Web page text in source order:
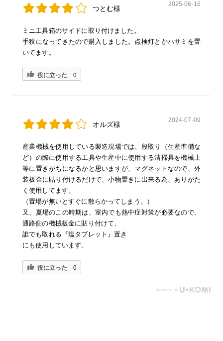
つとむ様
2025-06-16
ミニ工具箱のサイドに取り付けました。
手狭になってきたので購入しました。点検灯とかハサミを置
いてます。
役に立った 0
オルズ様
2024-07-09
産業機械を使用している製造現場では、段取り（生産準備な
ど）の際に使用する工具や生産中に使用する清掃具を機械上
等に置きがちになるかと思いますが、マグネットなので、外
装板金に貼り付けるだけで、小物置きに出来る為、ありがた
く使用してます。
（置場が無いとすぐに散らかってしまう。）
又、夏場のこの時期は、室内でも熱中症対策が必要なので、
通路側の機械板金に貼り付けて、
誰でも取れる『塩タブレット』置き
にも使用しています。
役に立った 0